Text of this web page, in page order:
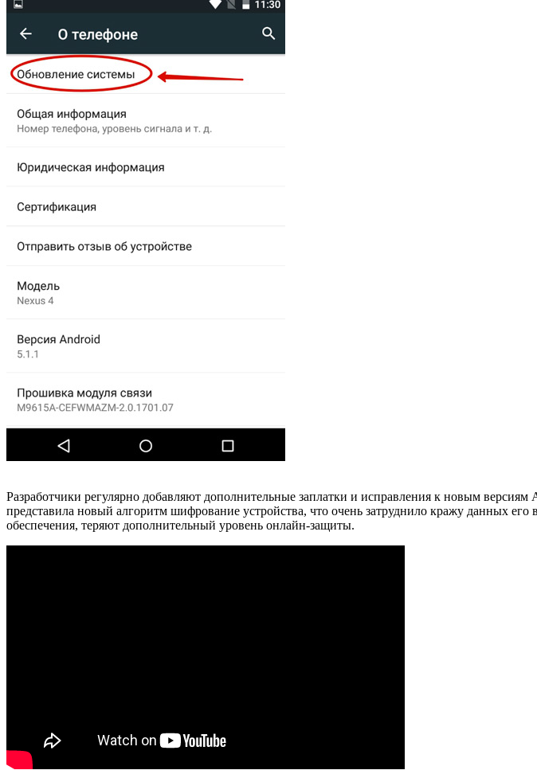
Разработчики регулярно добавляют дополнительные заплатки и исправления к новым
представила новый алгоритм шифрование устройства, что очень затруднило кражу данных
обеспечения, теряют дополнительный уровень онлайн-защиты.